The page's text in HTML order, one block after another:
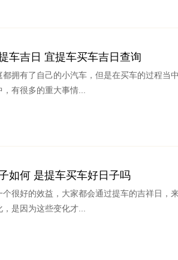
车吉日 宜提车买车吉日查询
拥有了自己的小汽车，但是在买车的过程当
有很多的重大事情...
如何 是提车买车好日子吗
很好的效益，大家都会通过提车的吉祥日，
是因为这些变化才...